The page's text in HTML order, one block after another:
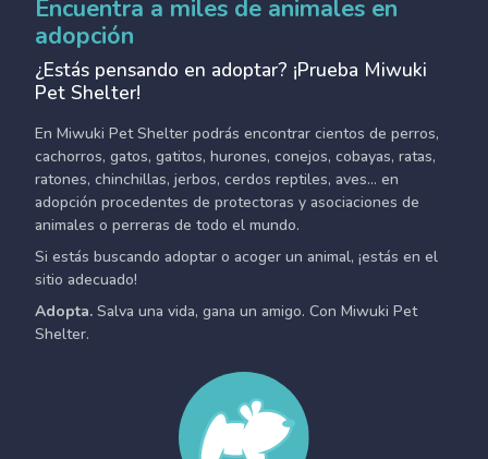
Encuentra a miles de animales en
adopción
¿Estás pensando en adoptar? ¡Prueba Miwuki
Pet Shelter!
En Miwuki Pet Shelter podrás encontrar cientos de perros,
cachorros, gatos, gatitos, hurones, conejos, cobayas, ratas,
ratones, chinchillas, jerbos, cerdos reptiles, aves... en
adopción procedentes de protectoras y asociaciones de
animales o perreras de todo el mundo.
Si estás buscando adoptar o acoger un animal, ¡estás en el
sitio adecuado!
Adopta. Salva una vida, gana un amigo. Con Miwuki Pet
Shelter.